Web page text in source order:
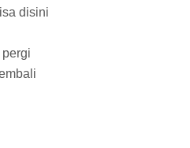
disini